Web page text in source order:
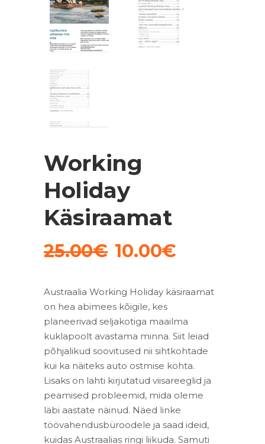
Working
Holiday
Käsiraamat
25.00€ Algne
oli:
25.00€.
10.00€
on:
Austraalia Working Holiday käsiraamat
on hea abimees kõigile, kes
planeerivad seljakotiga maailma
kuklapoolt avastama minna. Siit leiad
põhjalikud soovitused nii sihtkohtade
kui ka näiteks auto ostmise kohta.
Lisaks on lahti kirjutatud viisareeglid ja
peamised probleemid, mida oleme
läbi aastate näinud. Näed linke
töövahendusbüroodele ja saad ideid,
kuidas Austraalias ringi liikuda. Samuti